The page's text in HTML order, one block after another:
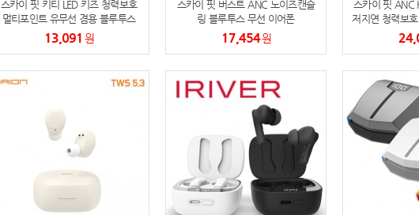
7 여행
보조배터리
스카이 핏 키티 LED 키즈 청력보호
멀티포인트 유무선 겸용 블루투스
5.4 휴대용 헤드셋
13,091 원
스카이 핏 버스트 ANC 노이즈캔슬
링 블루투스 무선 이어폰
17,454원
스카이 핏 ANC
저지연 청력보
용 멀티